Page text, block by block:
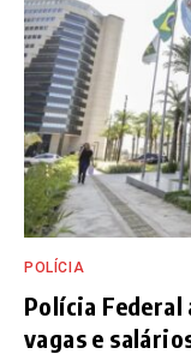
POLÍCIA
Polícia Federal
vagas e